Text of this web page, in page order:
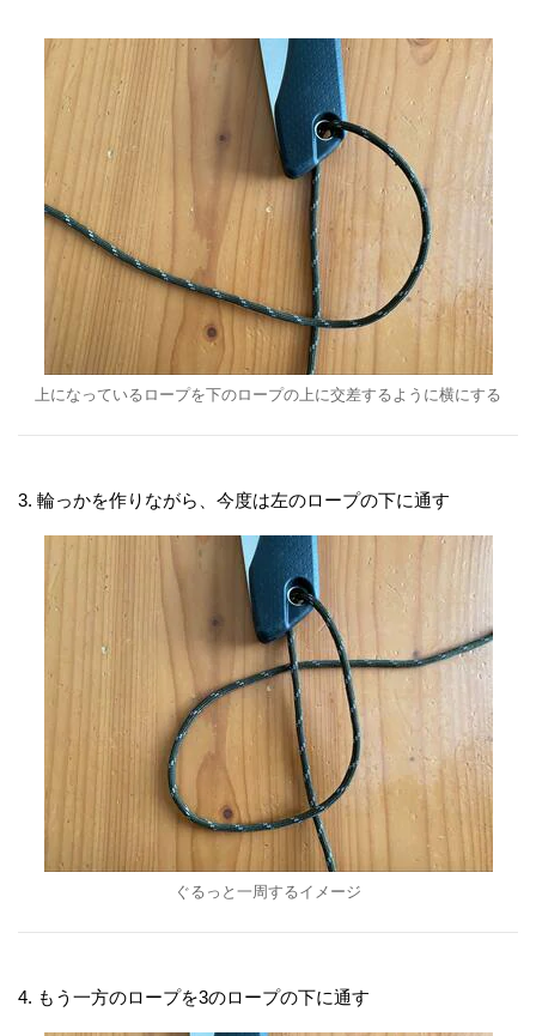
上になっているロープを下のロープの上に交差するように横にする
3. 輪っかを作りながら、今度は左のロープの下に通す
ぐるっと一周するイメージ
4. もう一方のロープを3のロープの下に通す